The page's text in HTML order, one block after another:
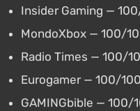
Insider Gaming —
MondoXbox — 100/
Radio Times — 100/
Eurogamer — 100/
GAMINGbible — 100/